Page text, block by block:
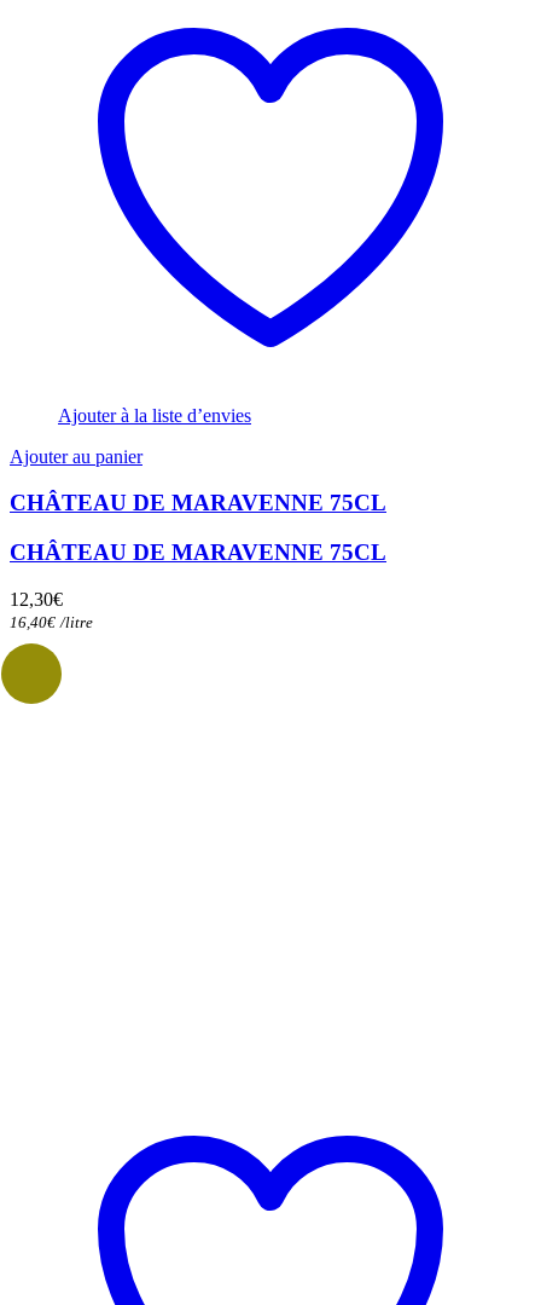
Ajouter à la liste d’envies
Ajouter au panier
CHÂTEAU DE MARAVENNE 75CL
CHÂTEAU DE MARAVENNE 75CL
12,30€
16,40€ /litre